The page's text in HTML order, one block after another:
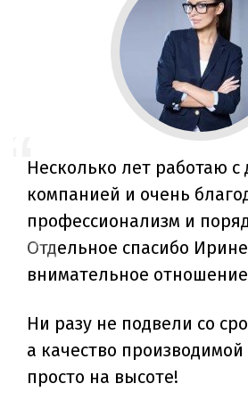
Несколько лет работаю с
компанией и очень
профессионализм и
Отдельное спасибо Ирине
внимательное
Ни разу не подвели со
а качество
просто на высоте!